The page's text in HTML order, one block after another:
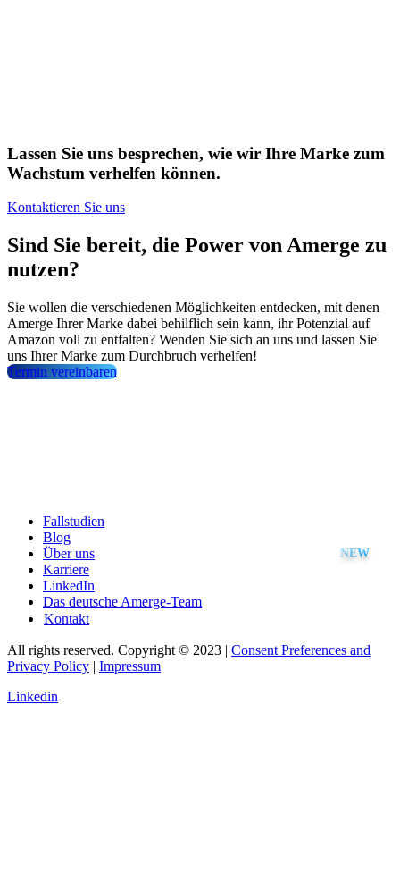
Lassen Sie uns besprechen, wie wir Ihre Marke zum
Wachstum verhelfen können.
Kontaktieren Sie uns
Sind Sie bereit, die Power von Amerge zu
nutzen?
Sie wollen die verschiedenen Möglichkeiten entdecken, mit denen
Amerge Ihrer Marke dabei behilflich sein kann, ihr Potenzial auf
Amazon voll zu entfalten? Wenden Sie sich an uns und lassen Sie
uns Ihrer Marke zum Durchbruch verhelfen!
Termin vereinbaren
Fallstudien
Blog
Über uns
Karriere
LinkedIn
Das deutsche Amerge-Team
Kontakt
All rights reserved. Copyright © 2023 | Consent Preferences and
Privacy Policy | Impressum
Linkedin